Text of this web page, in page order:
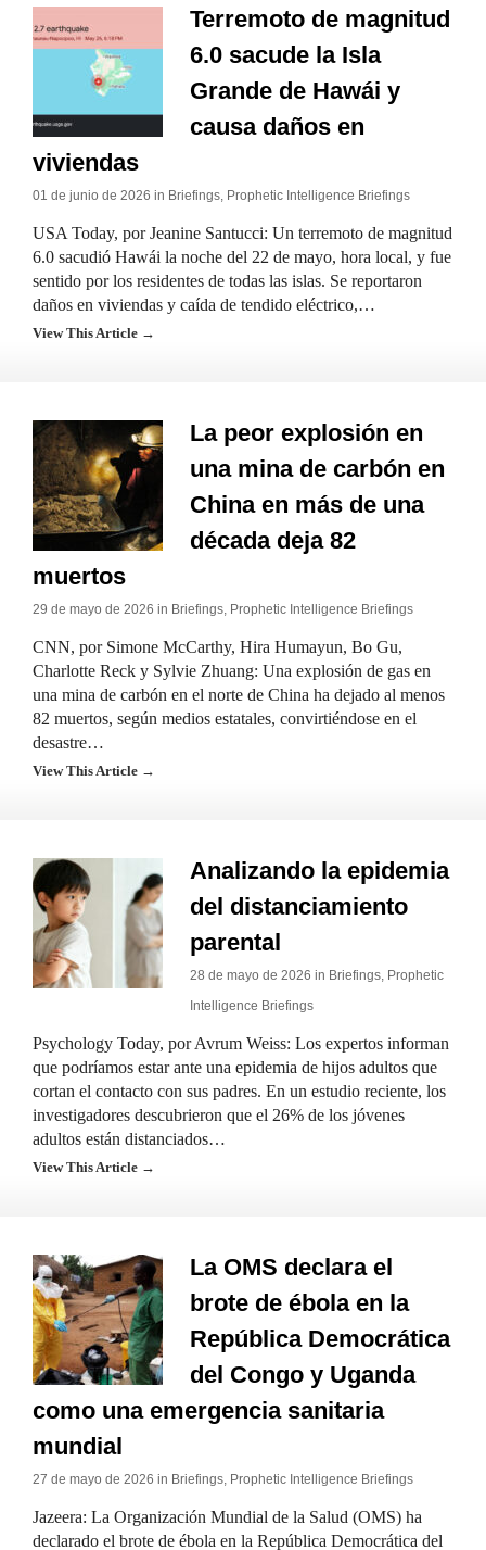
Terremoto de magnitud
6.0 sacude la Isla
Grande de Hawái y
causa daños en
viviendas
01 de junio de 2026 in Briefings, Prophetic Intelligence Briefings
USA Today, por Jeanine Santucci: Un terremoto de magnitud
6.0 sacudió Hawái la noche del 22 de mayo, hora local, y fue
sentido por los residentes de todas las islas. Se reportaron
daños en viviendas y caída de tendido eléctrico,…
View This Article →
La peor explosión en
una mina de carbón en
China en más de una
década deja 82
muertos
29 de mayo de 2026 in Briefings, Prophetic Intelligence Briefings
CNN, por Simone McCarthy, Hira Humayun, Bo Gu,
Charlotte Reck y Sylvie Zhuang: Una explosión de gas en
una mina de carbón en el norte de China ha dejado al menos
82 muertos, según medios estatales, convirtiéndose en el
desastre…
View This Article →
Analizando la epidemia
del distanciamiento
parental
28 de mayo de 2026 in Briefings, Prophetic
Intelligence Briefings
Psychology Today, por Avrum Weiss: Los expertos informan
que podríamos estar ante una epidemia de hijos adultos que
cortan el contacto con sus padres. En un estudio reciente, los
investigadores descubrieron que el 26% de los jóvenes
adultos están distanciados…
View This Article →
La OMS declara el
brote de ébola en la
República Democrática
del Congo y Uganda
como una emergencia sanitaria
mundial
27 de mayo de 2026 in Briefings, Prophetic Intelligence Briefings
Jazeera: La Organización Mundial de la Salud (OMS) ha
declarado el brote de ébola en la República Democrática del